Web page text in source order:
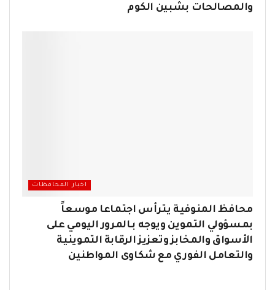
والمصالحات بشبين الكوم
اخبار المحافظات
محافظ المنوفية يترأس اجتماعا موسعاً
بمسؤولي التموين ويوجه بـالمرور اليومي على
الأسواق والمخابز وتعزيز الرقابة التموينية
والتعامل الفوري مع شكاوى المواطنين